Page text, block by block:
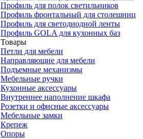
Профиль для полок светильников
Профиль фронтальный для столешниц
Профиль для светодиодной ленты
Профиль GOLA для кухонных баз
Товары
Петли для мебели
Направляющие для мебели
Подъемные механизмы
Мебельные ручки
Кухонные аксессуары
Внутреннее наполнение шкафа
Розетки и офисные аксессуары
Мебельные замки
Крепеж
Опоры